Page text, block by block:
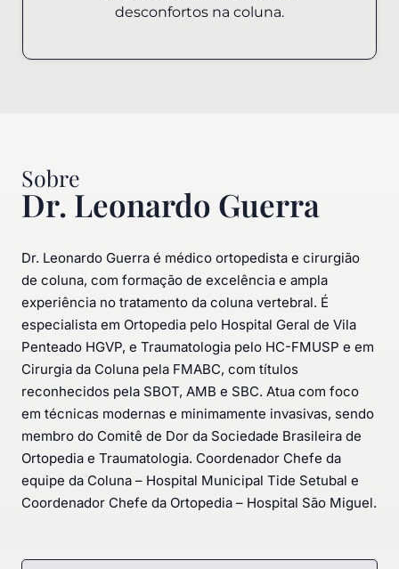
desconfortos na coluna.
Sobre
Dr. Leonardo Guerra
Dr. Leonardo Guerra é médico ortopedista e cirurgião
de coluna, com formação de excelência e ampla
experiência no tratamento da coluna vertebral. É
especialista em Ortopedia pelo Hospital Geral de Vila
Penteado HGVP, e Traumatologia pelo HC-FMUSP e em
Cirurgia da Coluna pela FMABC, com títulos
reconhecidos pela SBOT, AMB e SBC. Atua com foco
em técnicas modernas e minimamente invasivas, sendo
membro do Comitê de Dor da Sociedade Brasileira de
Ortopedia e Traumatologia. Coordenador Chefe da
equipe da Coluna – Hospital Municipal Tide Setubal e
Coordenador Chefe da Ortopedia – Hospital São Miguel.